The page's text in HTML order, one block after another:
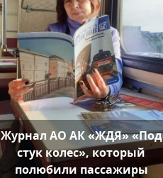
Журнал АО АК «ЖДЯ» «Под
стук колес», который
полюбили пассажиры